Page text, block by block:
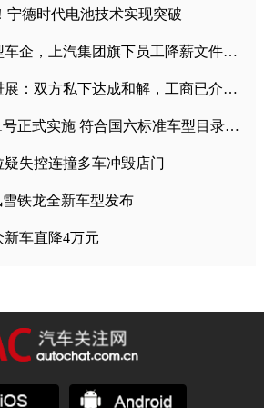
宁德时代电池技术实现突破
首个宣布降薪的大型车企，上汽集团旗下员工降薪文件曝光
奔驰漏油事件最新进展：双方私下达成和解，工商已介入调查
“国六排放标准”7月1号正式实施 符合国六标准车型目录一览
失控连撞多车冲毁店门
铁龙全新车型发布
车直降4万元